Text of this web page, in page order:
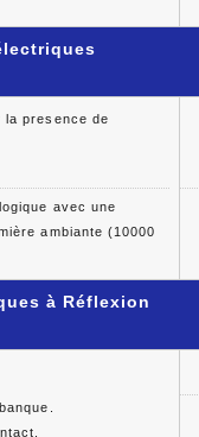
la presence de
avec une
ambiante (10000
à Réflexion